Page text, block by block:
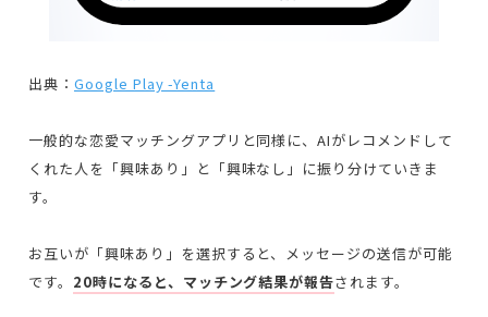
出典： Google Play -Yenta
一般的な恋愛マッチングアプリと同様に、AIがレコメンドして
くれた人を「興味あり」と「興味なし」に振り分けていきま
す。
お互いが「興味あり」を選択すると、メッセージの送信が可能
です。 20時になると、マッチング結果が報告されます。